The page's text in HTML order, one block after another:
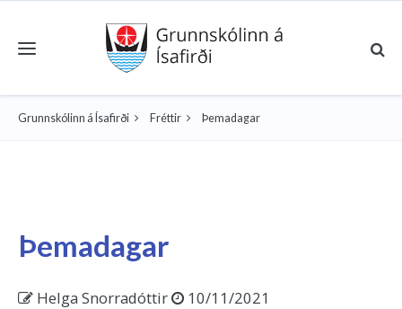
Toggle navigation
Grunnskólinn á Ísafirði Fréttir Þemadagar
Þemadagar
Helga Snorradóttir
10/11/2021